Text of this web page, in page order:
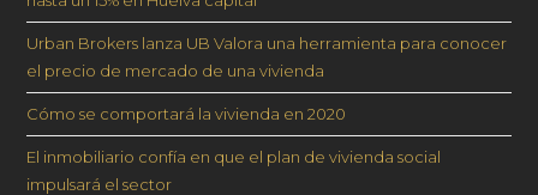
Urban Brokers lanza UB Valora una herramienta para conocer
el precio de mercado de una vivienda
Cómo se comportará la vivienda en 2020
El inmobiliario confía en que el plan de vivienda social
impulsará el sector